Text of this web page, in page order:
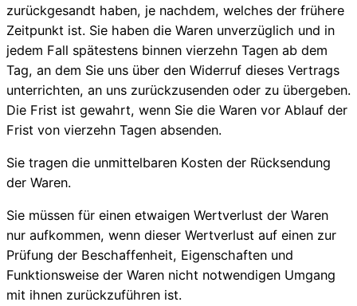
zurückgesandt haben, je nachdem, welches der frühere
Zeitpunkt ist. Sie haben die Waren unverzüglich und in
jedem Fall spätestens binnen vierzehn Tagen ab dem
Tag, an dem Sie uns über den Widerruf dieses Vertrags
unterrichten, an uns zurückzusenden oder zu übergeben.
Die Frist ist gewahrt, wenn Sie die Waren vor Ablauf der
Frist von vierzehn Tagen absenden.
Sie tragen die unmittelbaren Kosten der Rücksendung
der Waren.
Sie müssen für einen etwaigen Wertverlust der Waren
nur aufkommen, wenn dieser Wertverlust auf einen zur
Prüfung der Beschaffenheit, Eigenschaften und
Funktionsweise der Waren nicht notwendigen Umgang
mit ihnen zurückzuführen ist.